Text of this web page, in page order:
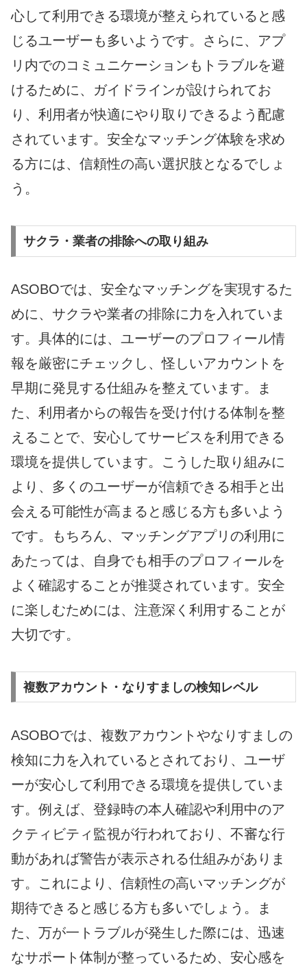
心して利用できる環境が整えられていると感
じるユーザーも多いようです。さらに、アプ
リ内でのコミュニケーションもトラブルを避
けるために、ガイドラインが設けられてお
り、利用者が快適にやり取りできるよう配慮
されています。安全なマッチング体験を求め
る方には、信頼性の高い選択肢となるでしょ
う。
サクラ・業者の排除への取り組み
ASOBOでは、安全なマッチングを実現するた
めに、サクラや業者の排除に力を入れていま
す。具体的には、ユーザーのプロフィール情
報を厳密にチェックし、怪しいアカウントを
早期に発見する仕組みを整えています。ま
た、利用者からの報告を受け付ける体制を整
えることで、安心してサービスを利用できる
環境を提供しています。こうした取り組みに
より、多くのユーザーが信頼できる相手と出
会える可能性が高まると感じる方も多いよう
です。もちろん、マッチングアプリの利用に
あたっては、自身でも相手のプロフィールを
よく確認することが推奨されています。安全
に楽しむためには、注意深く利用することが
大切です。
複数アカウント・なりすましの検知レベル
ASOBOでは、複数アカウントやなりすましの
検知に力を入れているとされており、ユーザ
ーが安心して利用できる環境を提供していま
す。例えば、登録時の本人確認や利用中のア
クティビティ監視が行われており、不審な行
動があれば警告が表示される仕組みがありま
す。これにより、信頼性の高いマッチングが
期待できると感じる方も多いでしょう。ま
た、万が一トラブルが発生した際には、迅速
なサポート体制が整っているため、安心感を